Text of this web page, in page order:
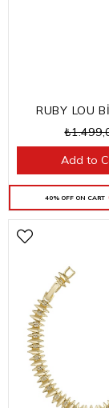
RUBY LOU
40% OFF ON CART
Add to